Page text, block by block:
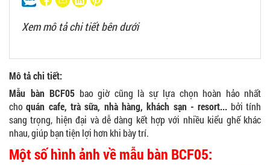
Xem mô tả chi tiết bên dưới
Mô tả chi tiết:
Mẫu bàn BCF05 bao giờ cũng là sự lựa chọn hoàn hảo nhất
choquán cafe, trà sữa, nhà hàng, khách sạn - resort... bởi tính
sang trọng, hiện đại và dễ dàng kết hợp với nhiều kiểu ghế khác
nhau, giúp bạn tiện lợi hơn khi bày trí.
Một số hình ảnh về mẫu bàn BCF05: